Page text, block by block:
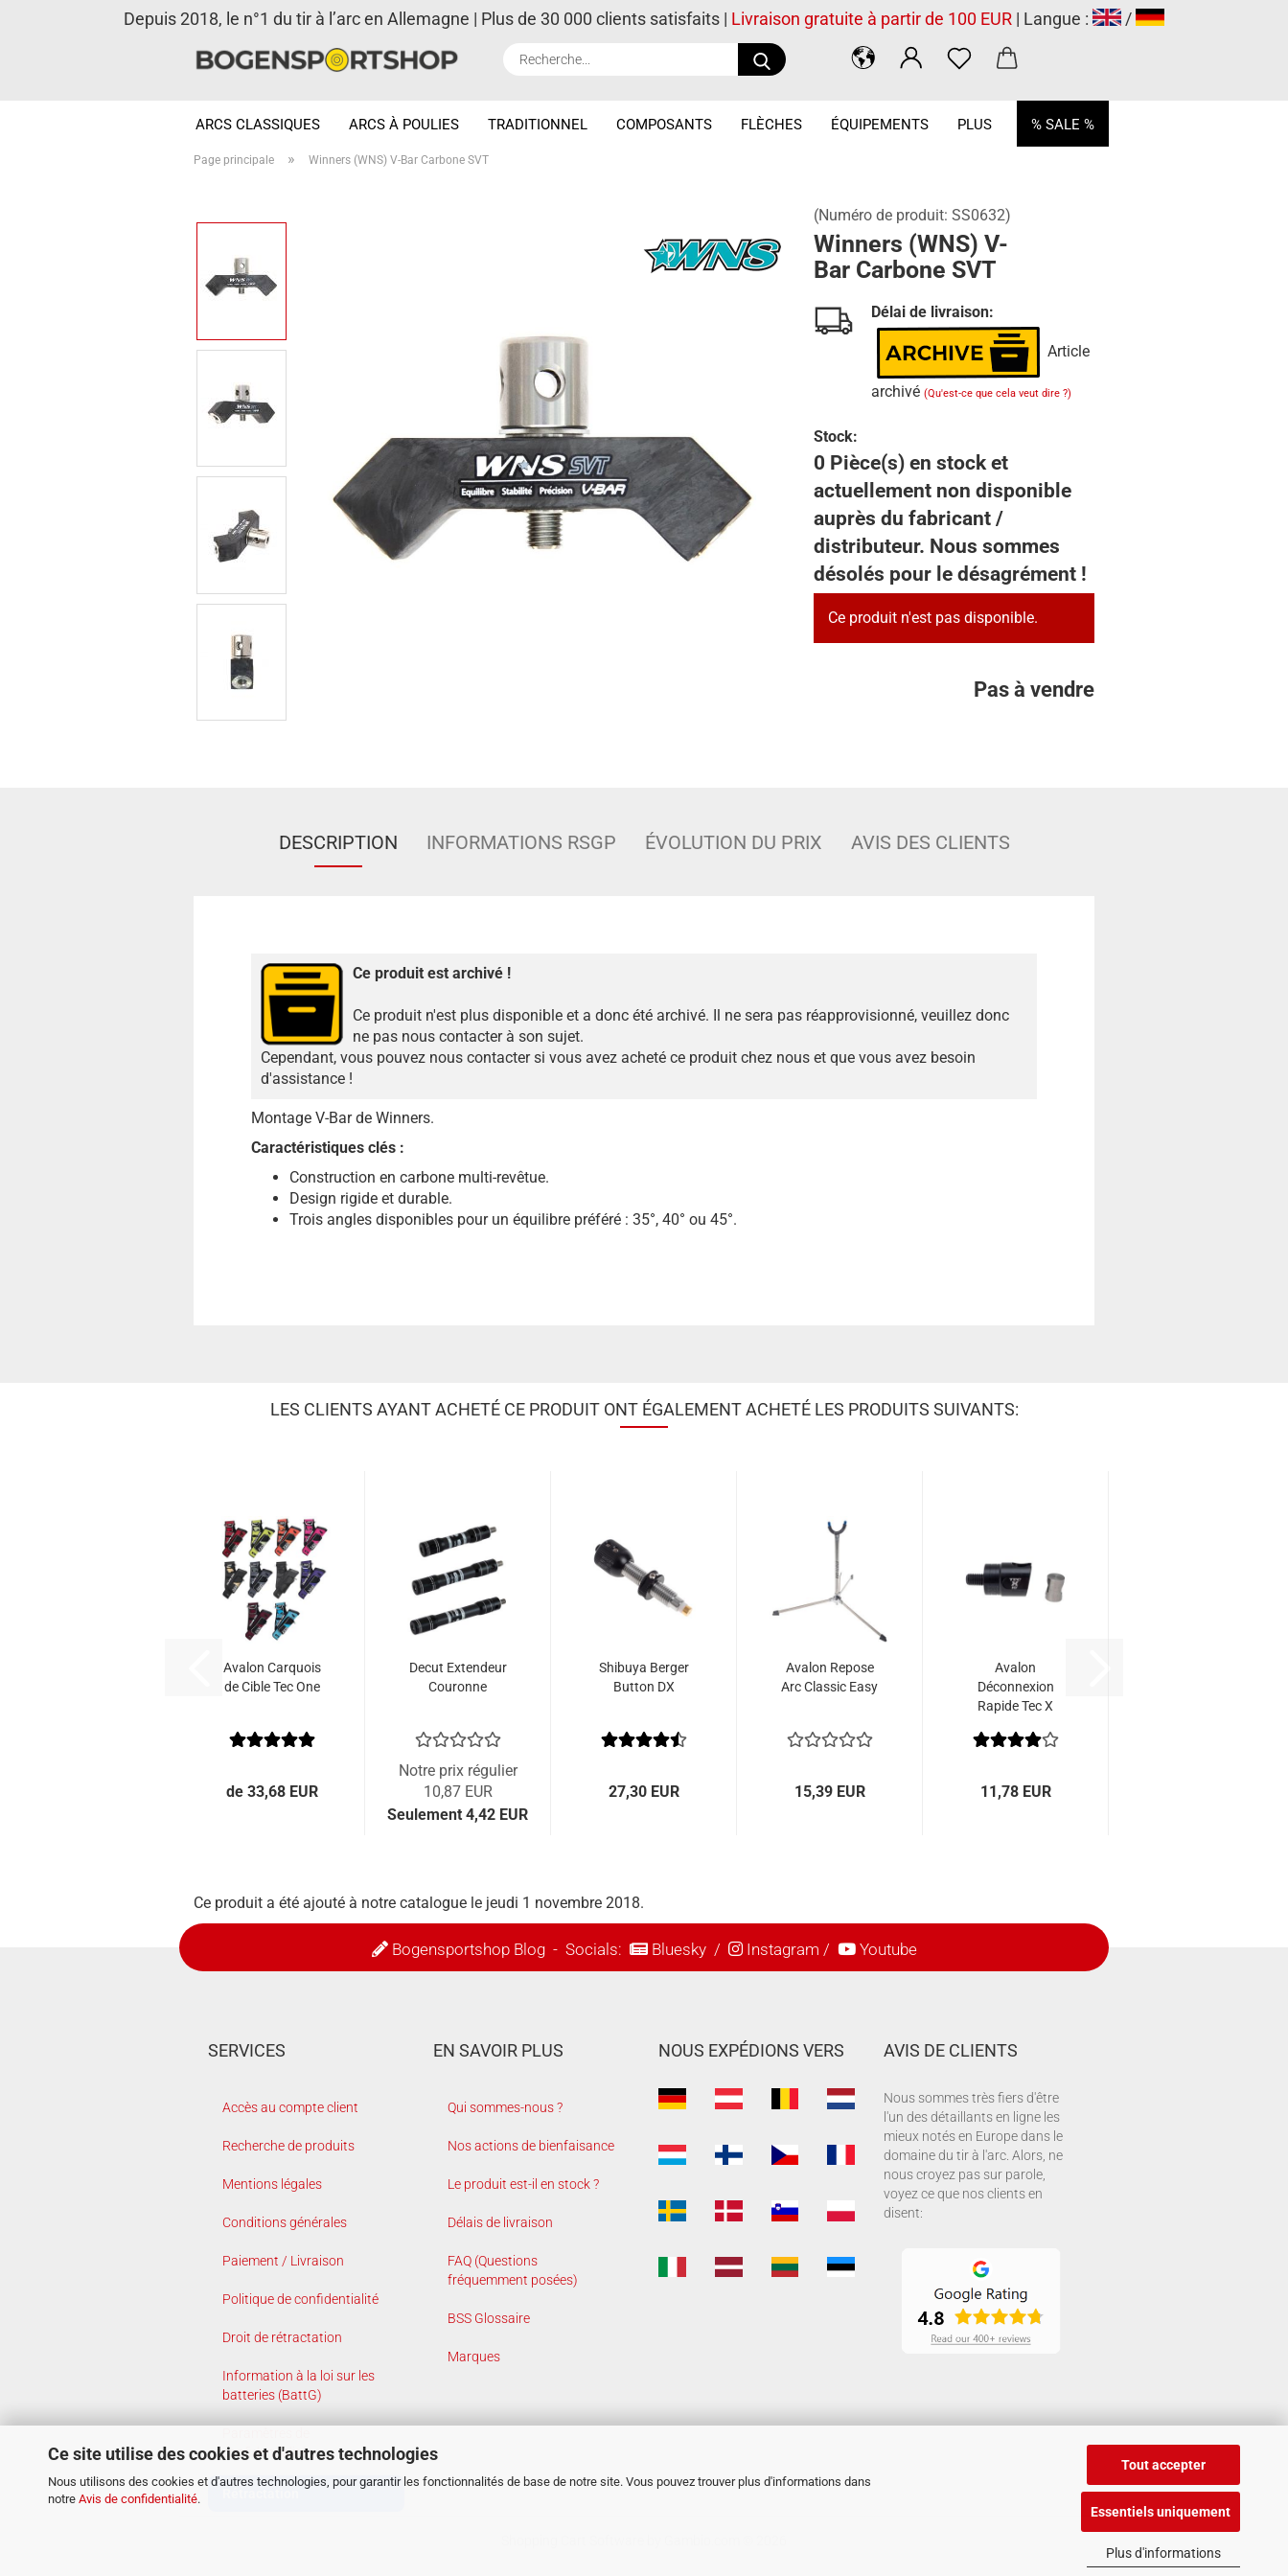
Ce site utilise des cookies et d'autres technologies
Nous utilisons des cookies et d'autres technologies, pour garantir les fonctionnalités de base de notre site. Vous pouvez trouver plus d'informations dans
notre Avis de confidentialité.
Tout accepter
Essentiels uniquement
Plus d'informations
Recherche...
Depuis 2018, le n°1 du tir à l’arc en Allemagne | Plus de 30 000 clients satisfaits | Livraison gratuite à partir de 100 EUR | Langue : /
ARCS CLASSIQUES ARCS À POULIES TRADITIONNEL COMPOSANTS FLÈCHES ÉQUIPEMENTS % SALE %
PLUS
Page principale » Winners (WNS) V-Bar Carbone SVT
(Numéro de produit: SS0632)
Winners (WNS) V-
Bar Carbone SVT
Délai de livraison:
Article
archivé (Qu'est-ce que cela veut dire ?)
Stock:
0 Pièce(s) en stock et
actuellement non disponible
auprès du fabricant /
distributeur. Nous sommes
désolés pour le désagrément !
Ce produit n'est pas disponible.
Pas à vendre
DESCRIPTION INFORMATIONS RSGP ÉVOLUTION DU PRIX AVIS DES CLIENTS
Ce produit est archivé !
Ce produit n'est plus disponible et a donc été archivé. Il ne sera pas réapprovisionné, veuillez donc
ne pas nous contacter à son sujet.
Cependant, vous pouvez nous contacter si vous avez acheté ce produit chez nous et que vous avez besoin
d'assistance !
Montage V-Bar de Winners.
Caractéristiques clés :
Construction en carbone multi-revêtue.
Design rigide et durable.
Trois angles disponibles pour un équilibre préféré : 35°, 40° ou 45°.
LES CLIENTS AYANT ACHETÉ CE PRODUIT ONT ÉGALEMENT ACHETÉ LES PRODUITS SUIVANTS:
Avalon Carquois
de Cible Tec One
de 33,68 EUR
Decut Extendeur
Couronne
Notre prix régulier
10,87 EUR
Seulement 4,42 EUR
Shibuya Berger
Button DX
27,30 EUR
Avalon Repose
Arc Classic Easy
15,39 EUR
Avalon
Déconnexion
Rapide Tec X
11,78 EUR
Ce produit a été ajouté à notre catalogue le jeudi 1 novembre 2018.
Bogensportshop Blog- Socials: Bluesky/ Instagram / Youtube
SERVICES
Accès au compte client
Recherche de produits
Mentions légales
Conditions générales
Paiement / Livraison
Politique de confidentialité
Droit de rétractation
Information à la loi sur les
batteries (BattG)
confidentialité
EN SAVOIR PLUS
Qui sommes-nous ?
Nos actions de bienfaisance
Le produit est-il en stock ?
Délais de livraison
FAQ (Questions
fréquemment posées)
BSS Glossaire
Marques
NOUS EXPÉDIONS VERS AVIS DE CLIENTS
Nous sommes très fiers d'être
l'un des détaillants en ligne les
mieux notés en Europe dans le
domaine du tir à l'arc. Alors, ne
nous croyez pas sur parole,
voyez ce que nos clients en
disent: